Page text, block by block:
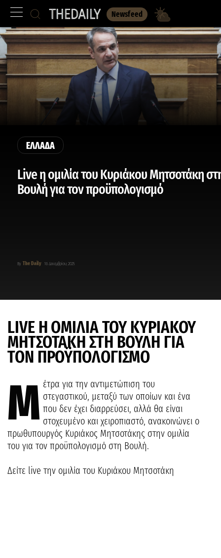
Newsfeed
ΕΛΛΑΔΑ
Live η ομιλία του Κυριάκου Μητσοτάκη
Βουλή για τον προϋπολογισμό
By The Daily 16 Δεκεμβρίου, 2025
LIVE Η ΟΜΙΛΙΑ ΤΟΥ ΚΥΡΙΑΚΟΥ
ΜΗΤΣΟΤΑΚΗ ΣΤΗ ΒΟΥΛΗ ΓΙΑ
ΤΟΝ ΠΡΟΫΠΟΛΟΓΙΣΜΟ
Μ έτρα για την αντιμετώπιση του
στεγαστικού, μεταξύ των οποίων και ένα
που δεν έχει διαρρεύσει, αλλά θα είναι
στοχευμένο και χειροπιαστό, ανακοινώνει ο
πρωθυπουργός Κυριάκος Μητσοτάκης στην ομιλία
του για τον προϋπολογισμό στη Βουλή.
Δείτε live την ομιλία του Κυριάκου Μητσοτάκη